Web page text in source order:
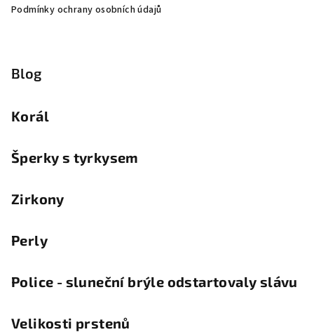
Podmínky ochrany osobních údajů
Blog
Korál
Šperky s tyrkysem
Zirkony
Perly
Police - sluneční brýle odstartovaly slávu
Velikosti prstenů